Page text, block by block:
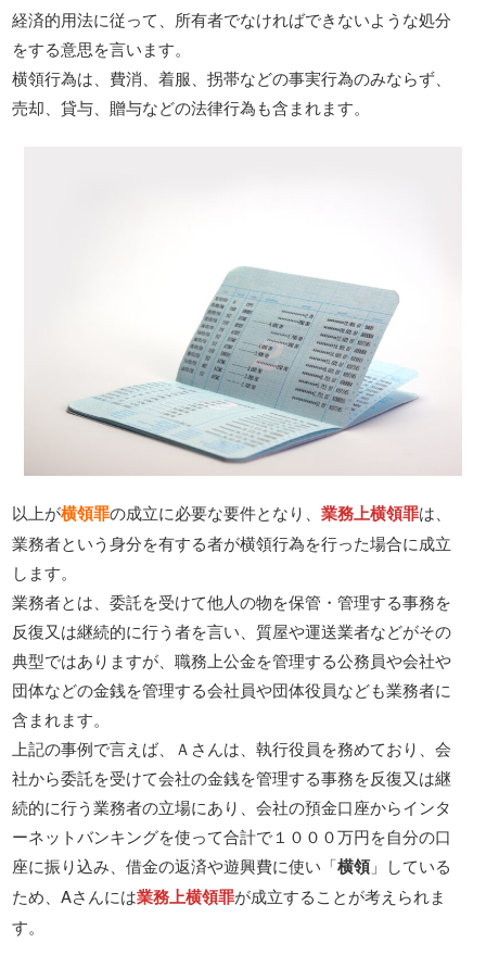
経済的用法に従って、所有者でなければできないような処分
をする意思を言います。
横領行為は、費消、着服、拐帯などの事実行為のみならず、
売却、貸与、贈与などの法律行為も含まれます。
以上が横領罪の成立に必要な要件となり、業務上横領罪は、
業務者という身分を有する者が横領行為を行った場合に成立
します。
業務者とは、委託を受けて他人の物を保管・管理する事務を
反復又は継続的に行う者を言い、質屋や運送業者などがその
典型ではありますが、職務上公金を管理する公務員や会社や
団体などの金銭を管理する会社員や団体役員なども業務者に
含まれます。
上記の事例で言えば、Ａさんは、執行役員を務めており、会
社から委託を受けて会社の金銭を管理する事務を反復又は継
続的に行う業務者の立場にあり、会社の預金口座からインタ
ーネットバンキングを使って合計で１０００万円を自分の口
座に振り込み、借金の返済や遊興費に使い「横領 」している
ため、Aさんには業務上横領罪が成立することが考えられま
す。